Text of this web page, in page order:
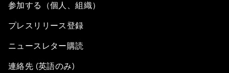
参加する（個人、組織）
プレスリリース登録
ニュースレター購読
連絡先 (英語のみ)